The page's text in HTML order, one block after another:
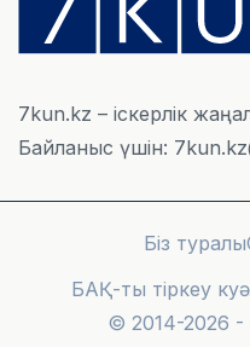
Freedom Travel
агентін іске қосты
Фейк: Желіде
7kun.kz – іскерлік
Байланыс үшін:
Біз туралы
БАҚ-ты тіркеу
© 2014-2026 -